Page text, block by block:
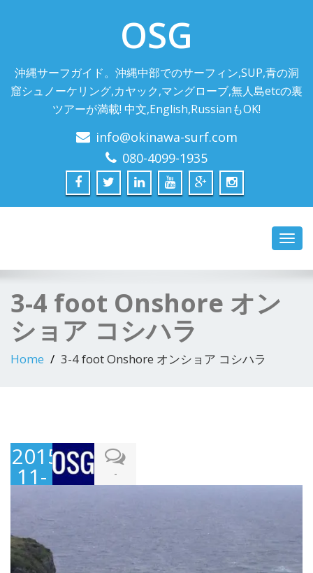
OSG
沖縄サーフガイド。沖縄中部でのサーフィン,SUP,青の洞
窟シュノーケリング,カヤック,マングローブ,無人島etcの裏
ツアーが満載! 中文,English,RussianもOK!
info@okinawa-surf.com
080-4099-1935
3-4 foot Onshore オン
ショア コシハラ
Home 3-4 foot Onshore オンショア コシハラ
2015-
11- -